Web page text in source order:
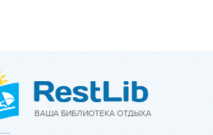
ВАША БИБЛИОТЕКА ОТДЫХА